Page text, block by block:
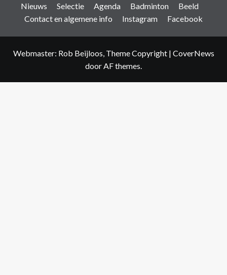
Nieuws Selectie Agenda Badminton
Beeld
Contact en algemene info
Instagram Facebook
Webmaster: Rob Beijloos, Theme Copyright | CoverNews
door AF themes.